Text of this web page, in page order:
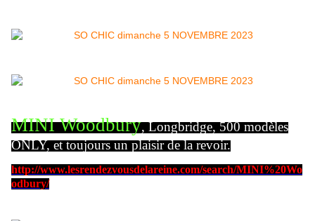
MINI Woodbury, Longbridge, 500 modèles
ONLY, et toujours un plaisir de la revoir.
http://www.lesrendezvousdelareine.com/search/MINI%20Wo
odbury/